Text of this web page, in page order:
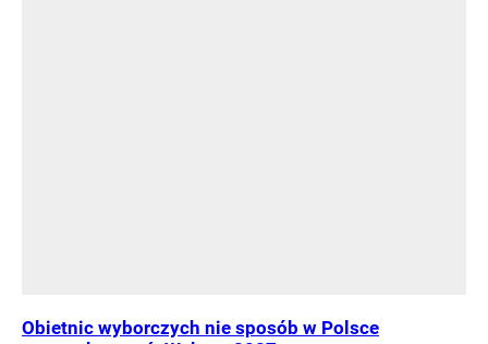
Obietnic wyborczych nie sposób w Polsce